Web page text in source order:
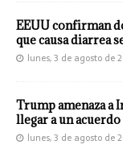
EEUU confirman
que causa diarrea
lunes, 3 de agosto de
Trump amenaza a
llegar a un acuerdo
lunes, 3 de agosto de